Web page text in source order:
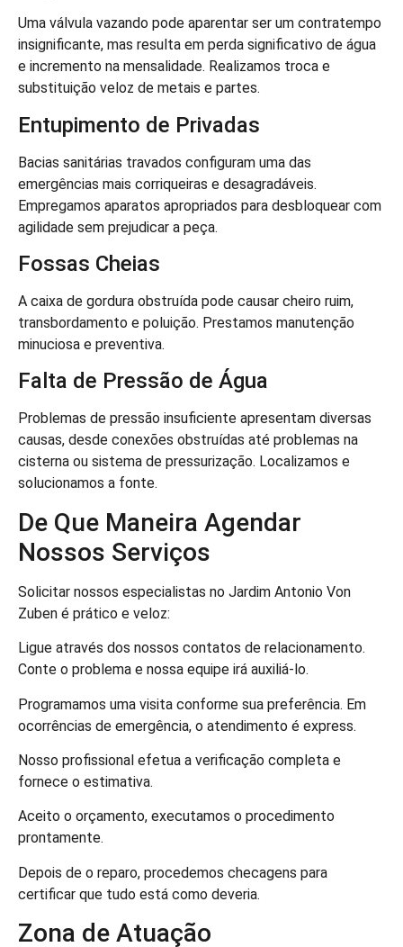
Uma válvula vazando pode aparentar ser um contratempo
insignificante, mas resulta em perda significativo de água
e incremento na mensalidade. Realizamos troca e
substituição veloz de metais e partes.
Entupimento de Privadas
Bacias sanitárias travados configuram uma das
emergências mais corriqueiras e desagradáveis.
Empregamos aparatos apropriados para desbloquear com
agilidade sem prejudicar a peça.
Fossas Cheias
A caixa de gordura obstruída pode causar cheiro ruim,
transbordamento e poluição. Prestamos manutenção
minuciosa e preventiva.
Falta de Pressão de Água
Problemas de pressão insuficiente apresentam diversas
causas, desde conexões obstruídas até problemas na
cisterna ou sistema de pressurização. Localizamos e
solucionamos a fonte.
De Que Maneira Agendar
Nossos Serviços
Solicitar nossos especialistas no Jardim Antonio Von
Zuben é prático e veloz:
Ligue através dos nossos contatos de relacionamento.
Conte o problema e nossa equipe irá auxiliá-lo.
Programamos uma visita conforme sua preferência. Em
ocorrências de emergência, o atendimento é express.
Nosso profissional efetua a verificação completa e
fornece o estimativa.
Aceito o orçamento, executamos o procedimento
prontamente.
Depois de o reparo, procedemos checagens para
certificar que tudo está como deveria.
Zona de Atuação